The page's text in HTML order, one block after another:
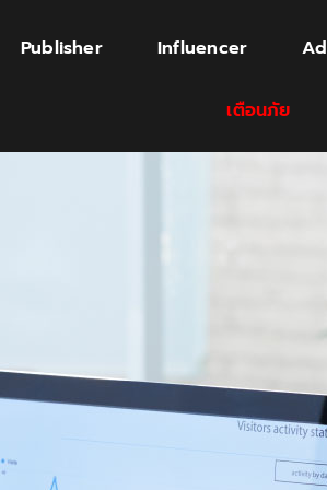
Publisher Influencer
เตือนภัย